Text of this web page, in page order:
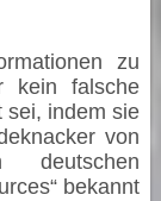
zu
kein falsche
sei, indem sie
von
deutschen
bekannt